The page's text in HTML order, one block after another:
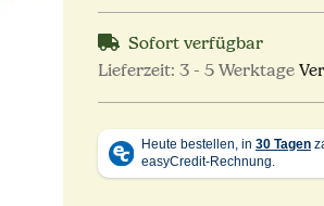
Sofort verfügbar
Lieferzeit: 3 - 5 Werktage